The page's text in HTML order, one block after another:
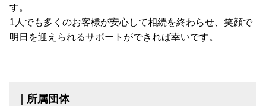
す。
1人でも多くのお客様が安心して相続を終わらせ、笑顔で
明日を迎えられるサポートができれば幸いです。
所属団体